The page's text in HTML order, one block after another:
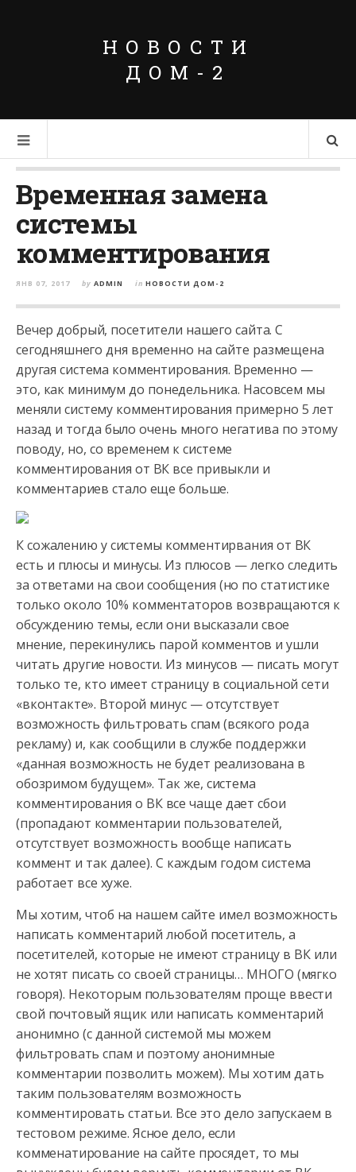
НОВОСТИ
ДОМ-2
Временная замена
системы
комментирования
ЯНВ 07, 2017 by ADMIN in НОВОСТИ ДОМ-2
Вечер добрый, посетители нашего сайта. С
сегодняшнего дня временно на сайте размещена
другая система комментирования. Временно —
это, как минимум до понедельника. Насовсем мы
меняли систему комментирования примерно 5 лет
назад и тогда было очень много негатива по этому
поводу, но, со временем к системе
комментирования от ВК все привыкли и
комментариев стало еще больше.
К сожалению у системы комментирвания от ВК
есть и плюсы и минусы. Из плюсов — легко следить
за ответами на свои сообщения (но по статистике
только около 10% комментаторов возвращаются к
обсуждению темы, если они высказали свое
мнение, перекинулись парой комментов и ушли
читать другие новости. Из минусов — писать могут
только те, кто имеет страницу в социальной сети
«вконтакте». Второй минус — отсутствует
возможность фильтровать спам (всякого рода
рекламу) и, как сообщили в службе поддержки
«данная возможность не будет реализована в
обозримом будущем». Так же, система
комментирования о ВК все чаще дает сбои
(пропадают комментарии пользователей,
отсутствует возможность вообще написать
коммент и так далее). С каждым годом система
работает все хуже.
Мы хотим, чтоб на нашем сайте имел возможность
написать комментарий любой посетитель, а
посетителей, которые не имеют страницу в ВК или
не хотят писать со своей страницы… МНОГО (мягко
говоря). Некоторым пользователям проще ввести
свой почтовый ящик или написать комментарий
анонимно (с данной системой мы можем
фильтровать спам и поэтому анонимные
комментарии позволить можем). Мы хотим дать
таким пользователям возможность
комментировать статьи. Все это дело запускаем в
тестовом режиме. Ясное дело, если
комменатирование на сайте просядет, то мы